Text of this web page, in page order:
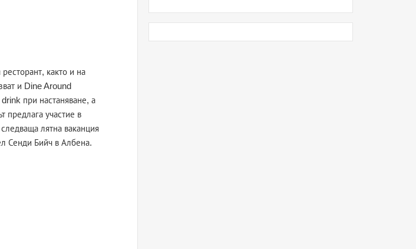
както и на
и Dine Around
при настаняване, а
предлага участие в
лятна ваканция
Сенди Бийч в Албена.